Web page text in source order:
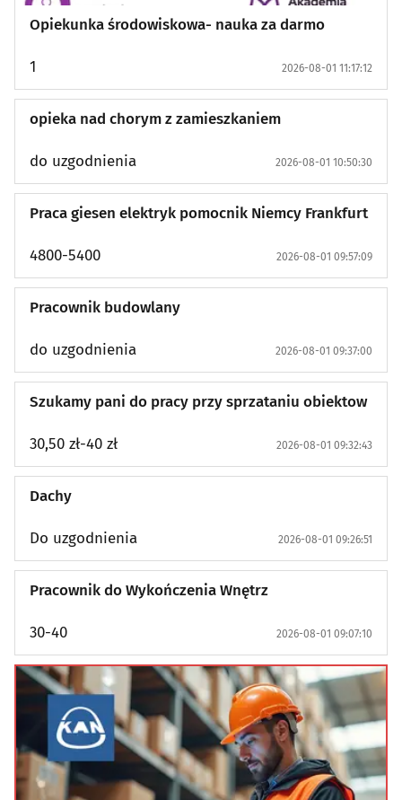
Opiekunka środowiskowa- nauka za darmo
1 2026-08-01 11:17:12
opieka nad chorym z zamieszkaniem
do uzgodnienia 2026-08-01 10:50:30
Praca giesen elektryk pomocnik Niemcy Frankfurt
4800-5400 2026-08-01 09:57:09
Pracownik budowlany
do uzgodnienia 2026-08-01 09:37:00
Szukamy pani do pracy przy sprzataniu obiektow
30,50 zł-40 zł 2026-08-01 09:32:43
Dachy
Do uzgodnienia 2026-08-01 09:26:51
Pracownik do Wykończenia Wnętrz
30-40 2026-08-01 09:07:10